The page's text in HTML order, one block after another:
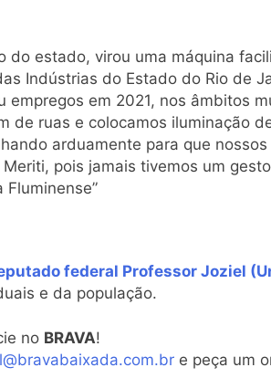
do estado, virou uma máquina
Indústrias do Estado do Rio de
empregos em 2021, nos âmbitos
de ruas e colocamos iluminação
arduamente para que nossos
pois jamais tivemos um
federal Professor Joziel
e da população.
no BRAVA!
e peça um